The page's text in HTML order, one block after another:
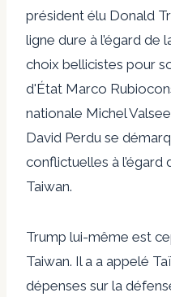
président élu Donald
ligne dure à l’égard de
choix bellicistes pour
d'État Marco Rubio
nationale Michel Valse
David Perdu se
conflictuelles à l’égard
Taiwan.
Trump lui-même est
Taiwan. Il a a appelé
dépenses sur la